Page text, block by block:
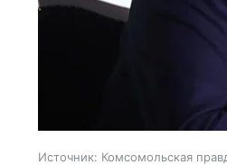
Источник: Комсомольская